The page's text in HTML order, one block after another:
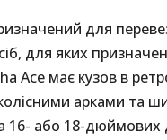
для
для яких
Ace має кузов в
арками та
16- або 18-дюймових